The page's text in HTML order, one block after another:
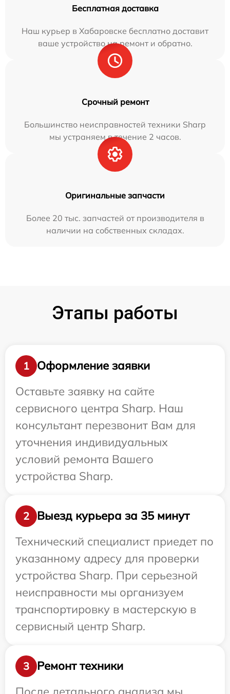
Бесплатная доставка
Наш курьер в Хабаровске бесплатно доставит
ваше устройство на ремонт и обратно.
Срочный ремонт
Большинство неисправностей техники Sharp
мы устраняем в течение 2 часов.
Оригинальные запчасти
Более 20 тыс. запчастей от производителя в
наличии на собственных складах.
Этапы работы
1
Оформление заявки
Оставьте заявку на сайте
сервисного центра Sharp. Наш
консультант перезвонит Вам для
уточнения индивидуальных
условий ремонта Вашего
устройства Sharp.
2
Выезд курьера за 35 минут
Технический специалист приедет по
указанному адресу для проверки
устройства Sharp. При серьезной
неисправности мы организуем
транспортировку в мастерскую в
сервисный центр Sharp.
3
Ремонт техники